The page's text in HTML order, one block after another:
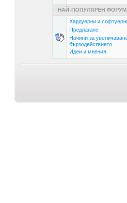
НАЙ-ПОПУЛЯРЕН
Хардуерни и
Предлагане
Начини за
бързодействието
Идеи и мнения